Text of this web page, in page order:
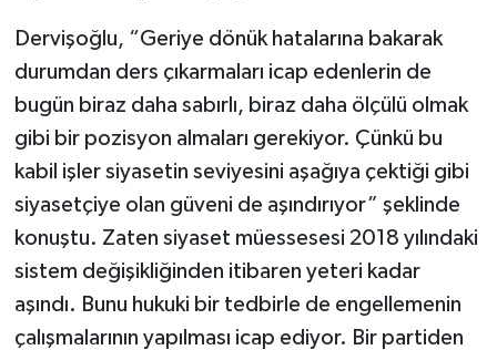
Dervişoğlu, “Geriye dönük hatalarına bakarak
durumdan ders çıkarmaları icap edenlerin de
bugün biraz daha sabırlı, biraz daha ölçülü olmak
gibi bir pozisyon almaları gerekiyor. Çünkü bu
kabil işler siyasetin seviyesini aşağıya çektiği gibi
siyasetçiye olan güveni de aşındırıyor” şeklinde
konuştu. Zaten siyaset müessesesi 2018 yılındaki
sistem değişikliğinden itibaren yeteri kadar
aşındı. Bunu hukuki bir tedbirle de engellemenin
çalışmalarının yapılması icap ediyor. Bir partiden